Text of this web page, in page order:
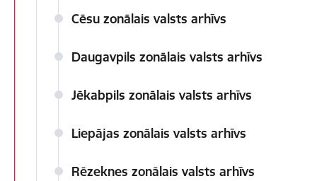
Cēsu zonālais valsts arhīvs
Daugavpils zonālais valsts arhīvs
Jēkabpils zonālais valsts arhīvs
Liepājas zonālais valsts arhīvs
Rēzeknes zonālais valsts arhīvs